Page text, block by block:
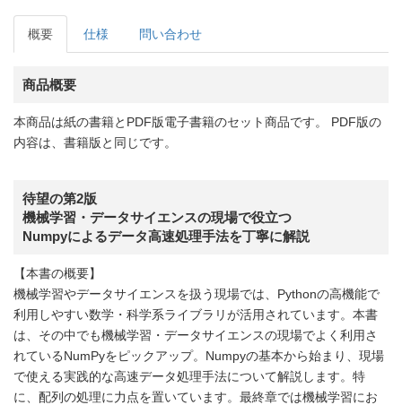
概要 仕様 問い合わせ
商品概要
本商品は紙の書籍とPDF版電子書籍のセット商品です。 PDF版の
内容は、書籍版と同じです。
待望の第2版
機械学習・データサイエンスの現場で役立つ
Numpyによるデータ高速処理手法を丁寧に解説
【本書の概要】
機械学習やデータサイエンスを扱う現場では、Pythonの高機能で
利用しやすい数学・科学系ライブラリが活用されています。本書
は、その中でも機械学習・データサイエンスの現場でよく利用さ
れているNumPyをピックアップ。Numpyの基本から始まり、現場
で使える実践的な高速データ処理手法について解説します。特
に、配列の処理に力点を置いています。最終章では機械学習にお